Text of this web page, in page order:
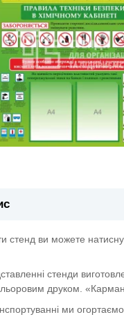
стенд ви можете
стенди
друком.
ми